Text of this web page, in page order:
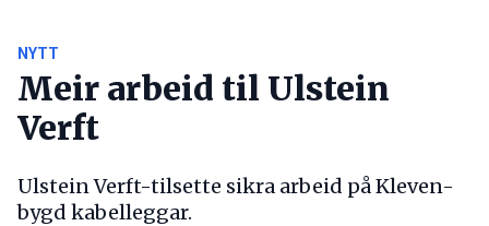
NYTT
Meir arbeid til Ulstein
Verft
Ulstein Verft-tilsette sikra arbeid på Kleven-
bygd kabelleggar.